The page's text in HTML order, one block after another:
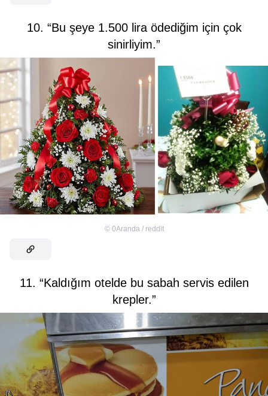
10. “Bu şeye 1.500 lira ödediğim için çok
sinirliyim.”
© 0Aranda / reddit
11. “Kaldığım otelde bu sabah servis edilen
krepler.”